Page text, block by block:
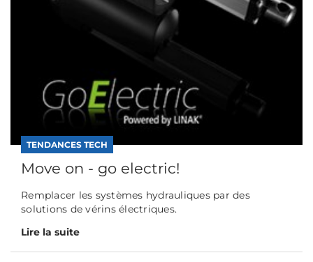
TENDANCES TECH
Move on - go electric!
Remplacer les systèmes hydrauliques par des
solutions de vérins électriques.
Lire la suite